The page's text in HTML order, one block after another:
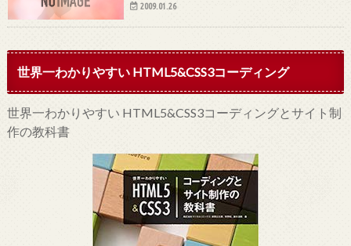
2009.01.26
世界一わかりやすい HTML5&CSS3コーディング
世界一わかりやすい HTML5&CSS3コーディングとサイト制
作の教科書